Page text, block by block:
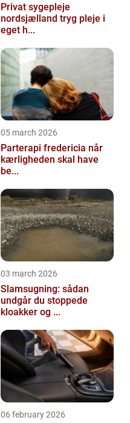
Privat sygepleje
nordsjælland tryg pleje i
eget h...
05 march 2026
Parterapi fredericia når
kærligheden skal have
be...
03 march 2026
Slamsugning: sådan
undgår du stoppede
kloakker og ...
06 february 2026